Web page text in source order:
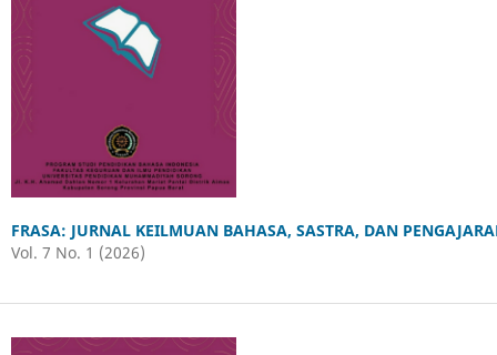
FRASA: JURNAL KEILMUAN BAHASA, SASTRA, DAN
Vol. 7 No. 1 (2026)